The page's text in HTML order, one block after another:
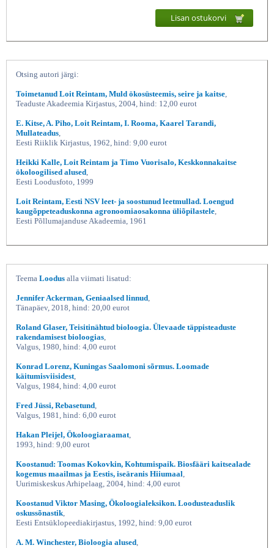
Lisan ostukorvi
Otsing autori järgi:
Toimetanud Loit Reintam, Muld ökosüsteemis, seire ja kaitse
Teaduste Akadeemia Kirjastus, 2004, hind: 12,00 eurot
E. Kitse, A. Piho, Loit Reintam, I. Rooma, Kaarel Tarandi,
Mullateadus
Eesti Riiklik Kirjastus, 1962, hind: 9,00 eurot
Heikki Kalle, Loit Reintam ja Timo Vuorisalo, Keskkonnakaitse
ökoloogilised alused
Eesti Loodusfoto, 1999
Loit Reintam, Eesti NSV leet- ja soostunud leetmullad. Loengud
kaugõppeteaduskonna agronoomiaosakonna üliõpilastele
Eesti Põllumajanduse Akadeemia, 1961
Teema Loodus alla viimati lisatud:
Jennifer Ackerman, Geniaalsed linnud
Tänapäev, 2018, hind: 20,00 eurot
Roland Glaser, Teisitinähtud bioloogia. Ülevaade täppisteaduste
rakendamisest bioloogias
Valgus, 1980, hind: 4,00 eurot
Konrad Lorenz, Kuningas Saalomoni sõrmus. Loomade
käitumisviisidest
Valgus, 1984, hind: 4,00 eurot
Fred Jüssi, Rebasetund
Valgus, 1981, hind: 6,00 eurot
Hakan Pleijel, Ökoloogiaraamat
1993, hind: 9,00 eurot
Koostanud: Toomas Kokovkin, Kohtumispaik. Biosfääri kaitsealade
kogemus maailmas ja Eestis, iseäranis Hiiumaal
Uurimiskeskus Arhipelaag, 2004, hind: 4,00 eurot
Koostanud Viktor Masing, Ökoloogialeksikon. Loodusteaduslik
oskussõnastik
Eesti Entsüklopeediakirjastus, 1992, hind: 9,00 eurot
A. M. Winchester, Bioloogia alused